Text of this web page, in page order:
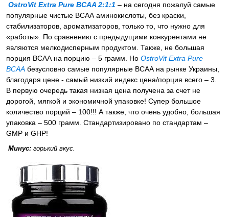
OstroVit Extra Pure BCAA 2:1:1 – на сегодня пожалуй самые
популярные чистые ВСАА аминокислоты, без краски,
стабилизаторов, ароматизаторов, только то, что нужно для
«работы». По сравнению с предыдущими конкурентами не
являются мелкодисперным продуктом. Также, не большая
порция ВСАА на порцию – 5 грамм. Но OstroVit Extra Pure
BCAA безусловно самые популярные ВСАА на рынке Украины,
благодаря цене - самый низкий индекс цена/порция всего – 3.
В первую очередь такая низкая цена получена за счет не
дорогой, мягкой и экономичной упаковке! Супер большое
количество порций – 100!!! А также, что очень удобно, большая
упаковка – 500 грамм. Стандартизировано по стандартам –
GMP и GHP!
Минус: горький вкус.